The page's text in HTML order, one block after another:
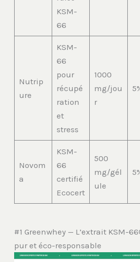
KSM-
66
Nutrip
ure
KSM-
66
pour
récupé
ration
et
stress
1000
mg/jou
r
Novom
a
KSM-
66
certifié
Ecocert
500
mg/gél
ule
#1 Greenwhey — L’extrait KSM-
pur et éco-responsable